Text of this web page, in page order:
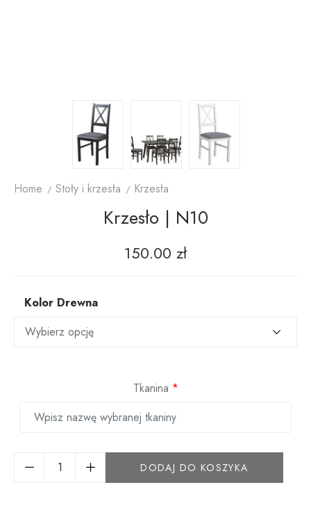
Home Stoły i krzesła Krzesła
Krzesło | N10
150.00 zł
Kolor Drewna
Tkanina *
DODAJ DO KOSZYKA